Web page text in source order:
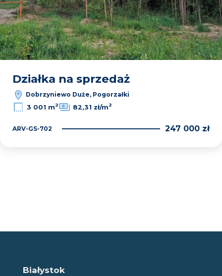
Działka na sprzedaż
Dobrzyniewo Duże, Pogorzałki
3 001 m2 82,31 zł/m2
ARV-GS-702 247 000 zł
Białystok